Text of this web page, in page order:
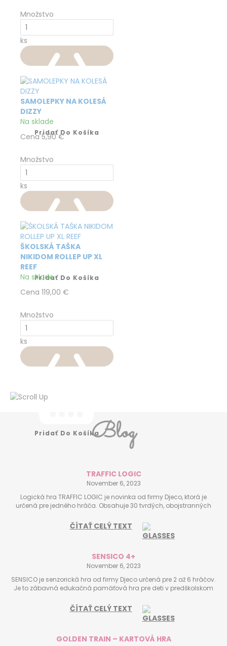
Množstvo
ks
Pridať Do Košíka
SAMOLEPKY NA KOLESÁ
DIZZY
Na sklade
Cena 5,90 €
Množstvo
ks
Pridať Do Košíka
ŠKOLSKÁ TAŠKA
NIKIDOM ROLLEP UP XL
REEF
Na sklade
Cena 119,00 €
Množstvo
ks
Pridať Do KošíkaBlog
TRAFFIC LOGIC
November 6, 2023
Logická hra TRAFFIC LOGIC je novinka od firmy Djeco, ktorá je
určená pre jedného hráča. Obsahuje 30 tvrdých, obojstranných
ČÍTAŤ CELÝ TEXT
SENSICO 4+
November 6, 2023
SENSICO je senzorická hra od firmy Djeco určená pre 2 až 6 hráčov.
Je to zábavná edukačná pamäťová hra pre deti v predškolskom
ČÍTAŤ CELÝ TEXT
GOLDEN TRAIN – KARTOVÁ HRA